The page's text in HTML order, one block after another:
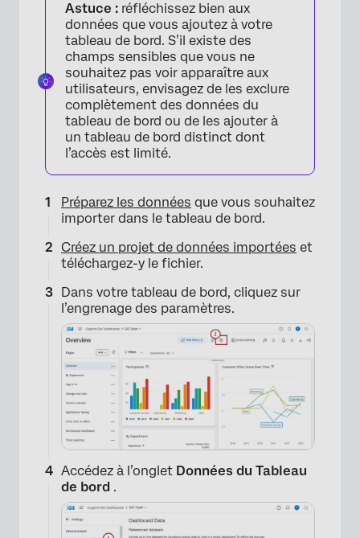
Astuce : réfléchissez bien aux
données que vous ajoutez à votre
tableau de bord. S’il existe des
champs sensibles que vous ne
souhaitez pas voir apparaître aux
utilisateurs, envisagez de les exclure
complètement des données du
tableau de bord ou de les ajouter à
un tableau de bord distinct dont
l’accès est limité.
Préparez les données que vous souhaitez
importer dans le tableau de bord.
Créez un projet de données importées et
téléchargez-y le fichier.
Dans votre tableau de bord, cliquez sur
l’engrenage des paramètres.
Accédez à l’onglet Données du Tableau
de bord .